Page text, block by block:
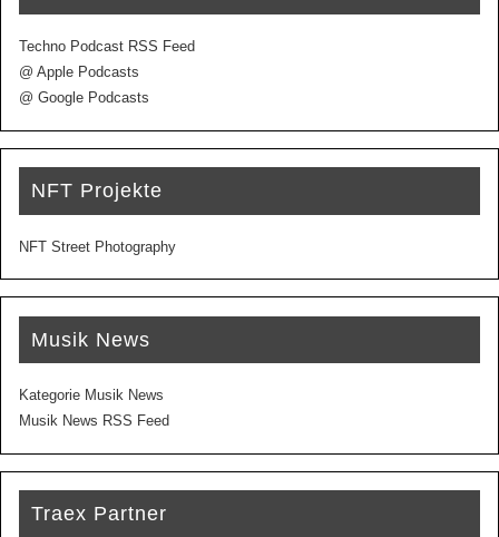
Techno Podcast RSS Feed
@ Apple Podcasts
@ Google Podcasts
NFT Projekte
NFT Street Photography
Musik News
Kategorie Musik News
Musik News RSS Feed
Traex Partner